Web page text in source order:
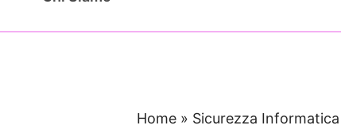
Home » Sicurezza Informatica